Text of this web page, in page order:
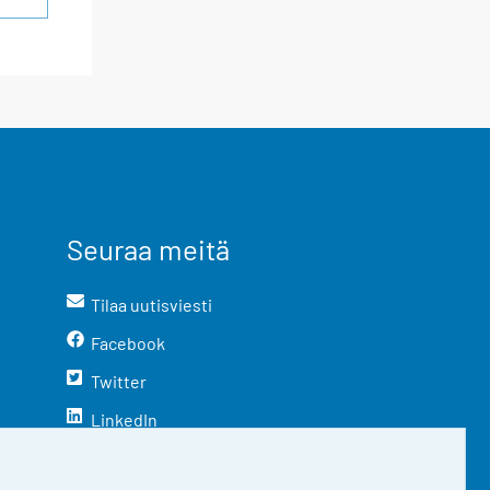
Seuraa meitä
Tilaa uutisviesti
Facebook
Twitter
LinkedIn